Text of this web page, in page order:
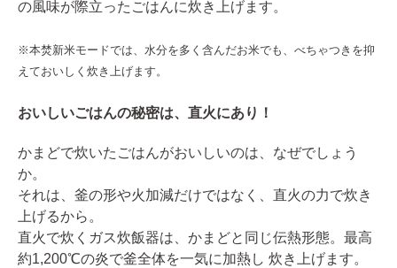
の風味が際立ったごはんに炊き上げます。
※本焚新米モードでは、水分を多く含んだお米でも、べちゃつきを抑
えておいしく炊き上げます。
おいしいごはんの秘密は、直火にあり！
かまどで炊いたごはんがおいしいのは、なぜでしょう
か。
それは、釜の形や火加減だけではなく、直火の力で炊き
上げるから。
直火で炊くガス炊飯器は、かまどと同じ伝熱形態。最高
約1,200℃の炎で釜全体を一気に加熱し 炊き上げます。